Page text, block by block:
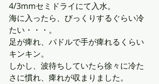
4/3mmセミドライにて入水。
海に入ったら、びっくりするぐらい冷
たい・・・。
足が痺れ、パドルで手が痺れるくらい
キンキン。
しかし、波待ちしていたら徐々に冷た
さに慣れ、痺れが収まりました。